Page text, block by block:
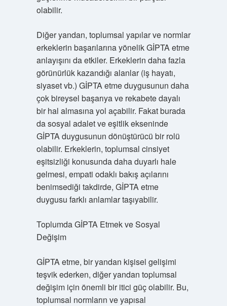
olabilir.
Diğer yandan, toplumsal yapılar ve normlar
erkeklerin başarılarına yönelik GİPTA etme
anlayışını da etkiler. Erkeklerin daha fazla
görünürlük kazandığı alanlar (iş hayatı,
siyaset vb.) GİPTA etme duygusunun daha
çok bireysel başarıya ve rekabete dayalı
bir hal almasına yol açabilir. Fakat burada
da sosyal adalet ve eşitlik ekseninde
GİPTA duygusunun dönüştürücü bir rolü
olabilir. Erkeklerin, toplumsal cinsiyet
eşitsizliği konusunda daha duyarlı hale
gelmesi, empati odaklı bakış açılarını
benimsediği takdirde, GİPTA etme
duygusu farklı anlamlar taşıyabilir.
Toplumda GİPTA Etmek ve Sosyal
Değişim
GİPTA etme, bir yandan kişisel gelişimi
teşvik ederken, diğer yandan toplumsal
değişim için önemli bir itici güç olabilir. Bu,
toplumsal normların ve yapısal